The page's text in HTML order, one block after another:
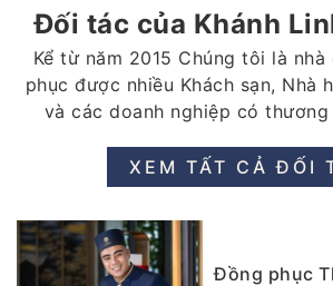
Đối tác của Khánh
Kể từ năm 2015 Chúng tôi là
phục được nhiều Khách sạn, Nhà
và các doanh nghiệp có
XEM TẤT CẢ ĐỐI
Đồng phục